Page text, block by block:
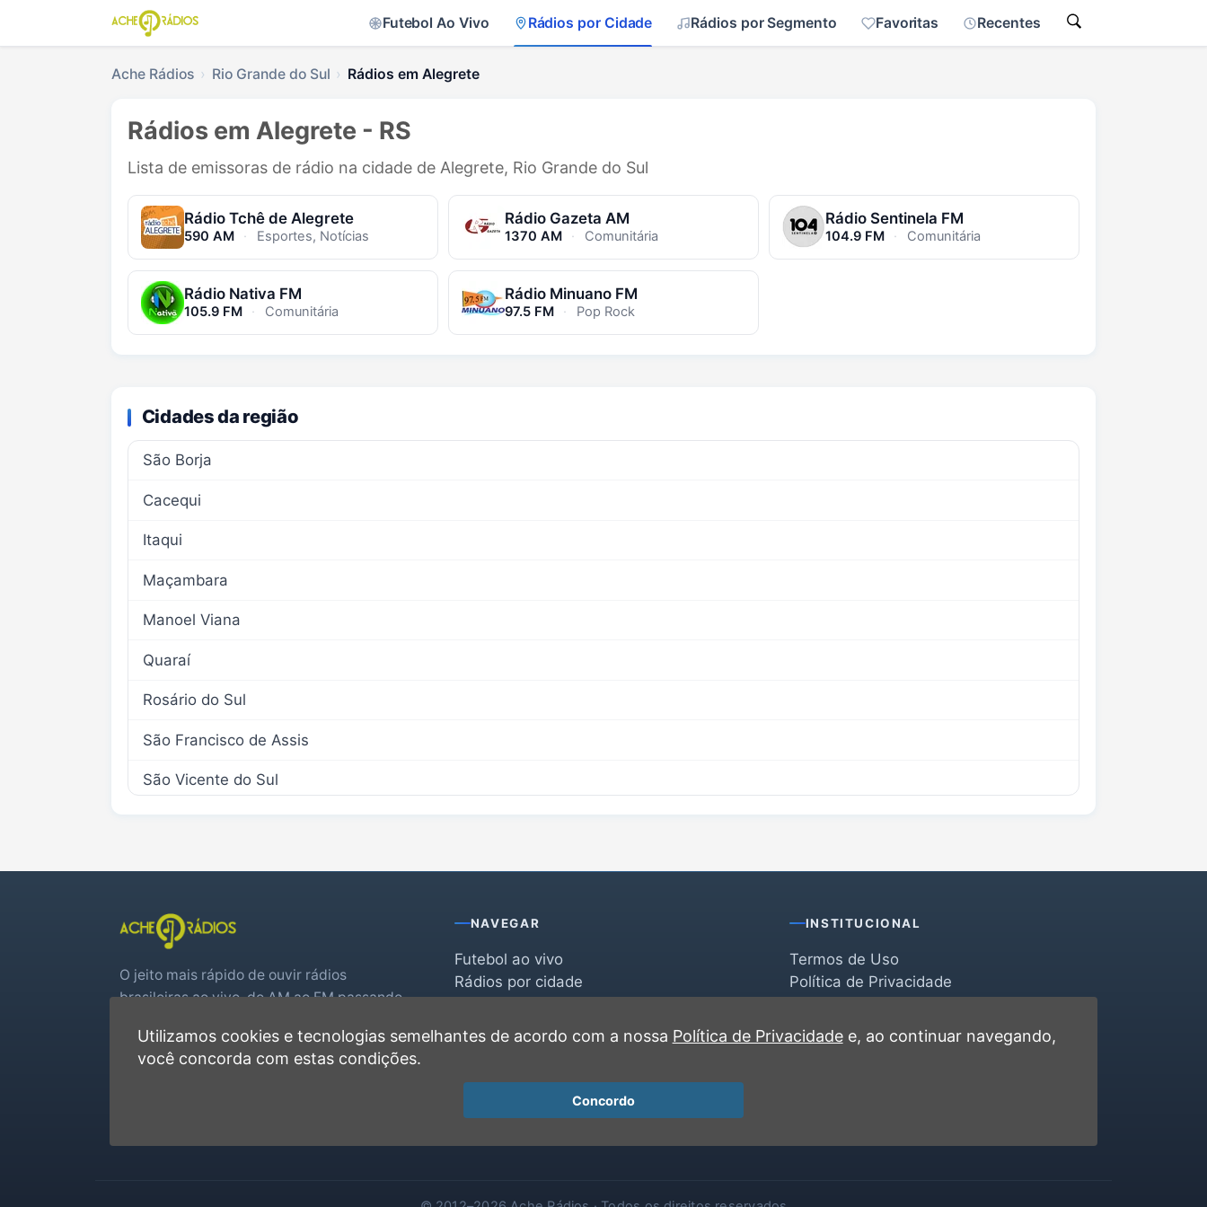
Futebol Ao Vivo Rádios por Cidade Rádios por Segmento Favoritas Recentes
Ache Rádios Rio Grande do Sul Rádios em Alegrete
Rádios em Alegrete - RS
Lista de emissoras de rádio na cidade de Alegrete, Rio Grande do Sul
Rádio Tchê de Alegrete
590 AM · Esportes, Notícias
Rádio Gazeta AM
1370 AM · Comunitária
Rádio Sentinela FM
104.9 FM · Comunitária
Rádio Nativa FM
105.9 FM · Comunitária
Rádio Minuano FM
97.5 FM · Pop Rock
Cidades da região
São Borja
Cacequi
Itaqui
Maçambara
Manoel Viana
Quaraí
Rosário do Sul
São Francisco de Assis
São Vicente do Sul
O jeito mais rápido de ouvir rádios
brasileiras ao vivo, do AM ao FM passando
real.
NAVEGAR
Futebol ao vivo
Rádios por cidade
Favoritas
Recentes
INSTITUCIONAL
Termos de Uso
Política de Privacidade
Contato
Utilizamos cookies e tecnologias semelhantes de acordo com a nossa Política de Privacidadee, ao continuar navegando,
você concorda com estas condições.
Concordo